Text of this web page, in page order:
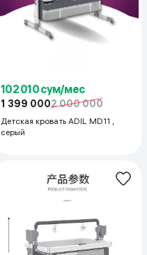
102 010 сум/мес
1 399 0002 000 000
Детская кровать ADIL MD11 ,
серый